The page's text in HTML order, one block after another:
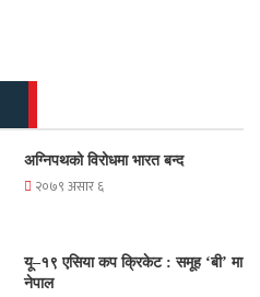
अग्निपथको विरोधमा भारत बन्द
२०७९ असार ६
यू–१९ एसिया कप क्रिकेट : समूह ‘बी’ मा
नेपाल